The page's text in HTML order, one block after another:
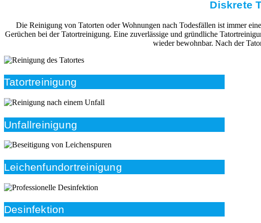
Diskrete
Die Reinigung von Tatorten oder Wohnungen nach Todesfällen ist immer
Gerüchen bei der Tatortreinigung. Eine zuverlässige und gründliche
wieder bewohnbar. Nach der
Tatortreinigung
Unfallreinigung
Leichenfundortreinigung
Desinfektion